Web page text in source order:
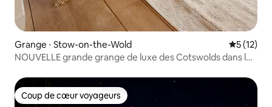
Grange ⋅ Stow-on-the-Wold
5 (12)
NOUVELLE grande grange de luxe des Cotswolds dans le
Coup de cœur voyageurs
Coup de cœur voyageurs